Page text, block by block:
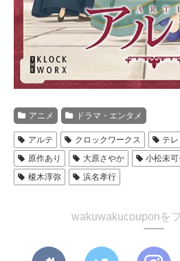
アニメ ドラマ・エンタメ
アルテ クロックワークス テ
原作あり
大原さやか 小松未
榎木淳弥
浜名孝行
wakuwakucouponを